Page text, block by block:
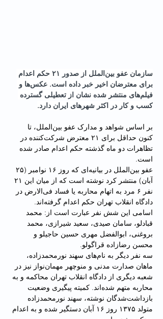
سازمان عفو بین‌الملل از صدور ۲۱ حکم اعدام
برای معترضان اخیر خبر داده است. عکس‌ها و
فیلم‌های منتشر شده نشان از تعطیلی گسترده
کسب و کار در اکثر شهرهای ایران دارد.
بر اساس شواهد و مدارک عفو بین‌الملل، تا
کنون حداقل برای ۲۱ معترض شرکت‌کننده در
تظاهرات دو ماه گذشته حکم اعدام صادر شده
است.
نفر ۶ مرد به اتهام محاربه یا فساد فی‌الارض در
دادگاه انقلاب تهران حکم اعدام گرفته‌اند.
اسامی این شش نفر عبارت است از: محمد
قبادلو، سامان صیدی، سعید شیرازی، محمد
بروغنی، ابوالفضل مهری حسین حاجیلو و
محسن رضازاده قراگولو.
سه نفر دیگر به نام‌های سهند نورمحمدزاده،
ماهان صدارت مدنی و منوچهر مهمان‌نواز نیز در
شعبه دیگری از دادگاه انقلاب تهران محاکمه و به
محاربه متهم شده‌اند. کمیته پیگیری وضعیت
بازداشت‌شدگان نوشته، سهند نورمحمدزاده
متولد ۱۳۷۵ روز ۱۶ آبان دستگیر شده و به اعدام